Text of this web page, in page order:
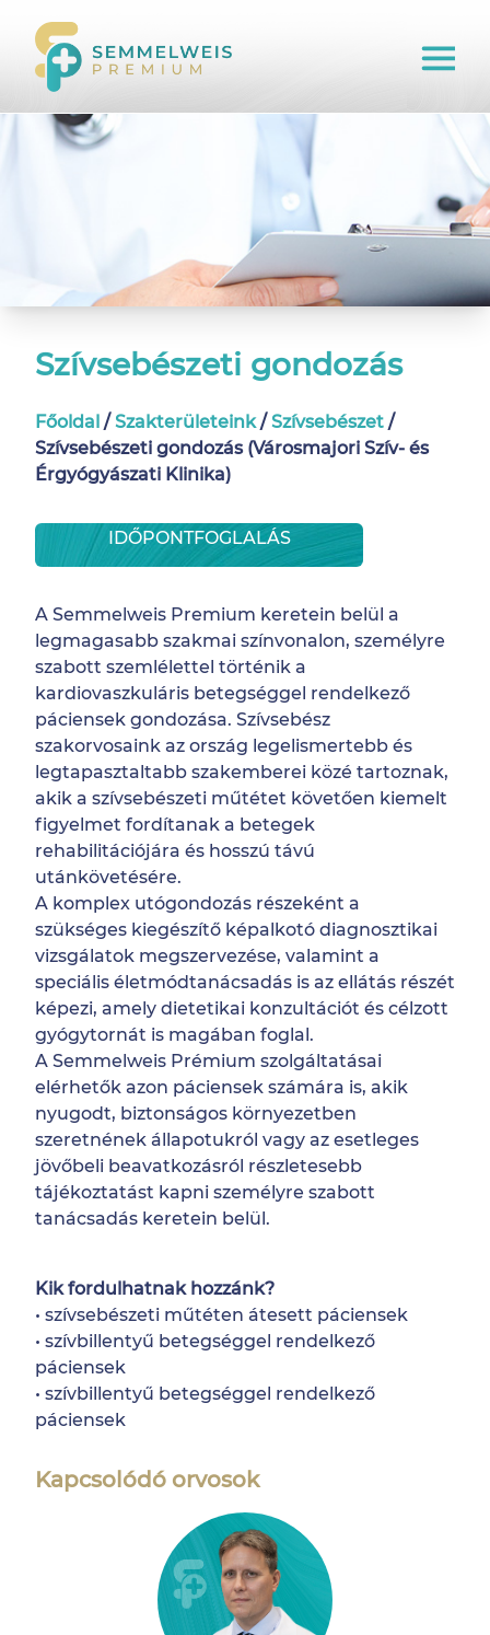
Szívsebészeti gondozás
Főoldal / Szakterületeink / Szívsebészet /
Szívsebészeti gondozás (Városmajori Szív- és
Érgyógyászati Klinika)
IDŐPONTFOGLALÁS
A Semmelweis Premium keretein belül a
legmagasabb szakmai színvonalon, személyre
szabott szemlélettel történik a
kardiovaszkuláris betegséggel rendelkező
páciensek gondozása. Szívsebész
szakorvosaink az ország legelismertebb és
legtapasztaltabb szakemberei közé tartoznak,
akik a szívsebészeti műtétet követően kiemelt
figyelmet fordítanak a betegek
rehabilitációjára és hosszú távú
utánkövetésére.
A komplex utógondozás részeként a
szükséges kiegészítő képalkotó diagnosztikai
vizsgálatok megszervezése, valamint a
speciális életmódtanácsadás is az ellátás részét
képezi, amely dietetikai konzultációt és célzott
gyógytornát is magában foglal.
A Semmelweis Prémium szolgáltatásai
elérhetők azon páciensek számára is, akik
nyugodt, biztonságos környezetben
szeretnének állapotukról vagy az esetleges
jövőbeli beavatkozásról részletesebb
tájékoztatást kapni személyre szabott
tanácsadás keretein belül.
Kik fordulhatnak hozzánk?
• szívsebészeti műtéten átesett páciensek
• szívbillentyű betegséggel rendelkező
páciensek
• szívbillentyű betegséggel rendelkező
páciensek
Kapcsolódó orvosok